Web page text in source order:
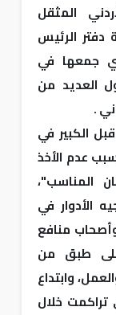
المثقل
دفتر الرئيس
جمعها في
العديد من
.
الكبير في
عدم الأخذ
المناسب"،
الأدوار في
منافع
على طبق من
وابتداع
تراكمت خلال